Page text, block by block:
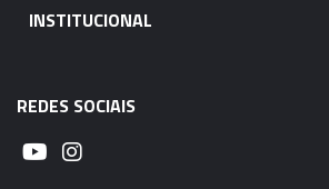
INSTITUCIONAL
REDES SOCIAIS